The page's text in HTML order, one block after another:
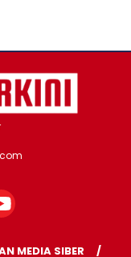
MEDIA SIBER